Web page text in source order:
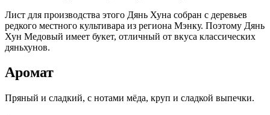
Лист для производства этого Дянь Хуна собран с деревьев
редкого местного культивара из региона Мэнку. Поэтому Дянь
Хун Медовый имеет букет, отличный от вкуса классических
дяньхунов.
Аромат
Пряный и сладкий, с нотами мёда, круп и сладкой выпечки.